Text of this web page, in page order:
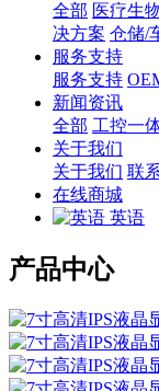
全部 医疗生
决方案 仓储/
服务支持
服务支持
新闻资讯
全部 工控一
关于我们
关于我们 联
在线商城
英语
产品中心